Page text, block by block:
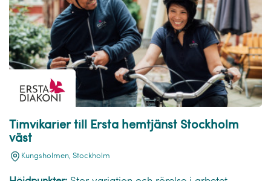
Timvikarier till Ersta hemtjänst Stockholm
väst
Kungsholmen, Stockholm